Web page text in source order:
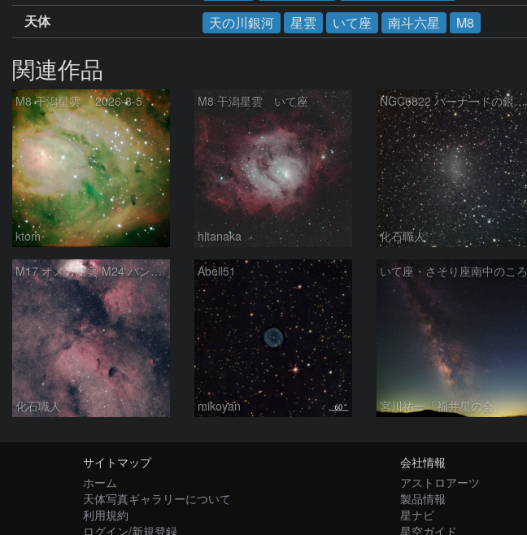
天体
天の川銀河 星雲 いて座 南斗六星 M8
関連作品
M8 干潟星雲 2026-8-5
ktom
M8 干潟星雲 いて座
hltanaka
NGC6822 バーナードの銀河 いて座
化石職人
M17 オメガ星雲 M24 バンビの横顔 いて座
化石職人
Abell51
mikoyan
いて座・さそり座南中のころ
宮川祐一「福井星の会」
サイトマップ
ホーム
天体写真ギャラリーについて
利用規約
ログイン/新規登録
会社情報
アストロアーツ
製品情報
星ナビ
星空ガイド